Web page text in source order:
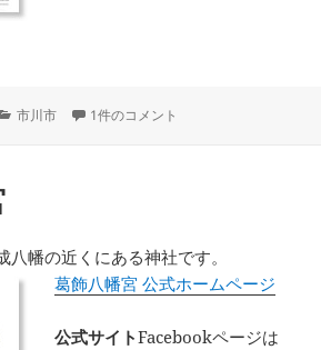
カ
市川市 愛宕神社(市川市) への
1件のコメント
八幡の近くにある神社です。
葛飾八幡宮 公式ホームページ
公式サイトFacebookページは